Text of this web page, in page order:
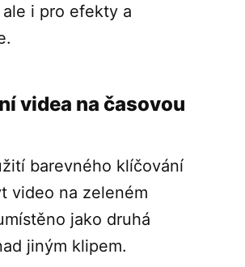
ale i pro efekty a
videa na časovou
barevného klíčování
video na zeleném
jako druhá
jiným klipem.